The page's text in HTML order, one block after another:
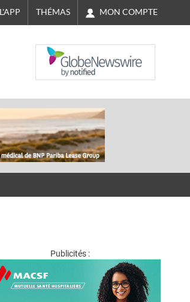
L'APP THÉMAS MON COMPTE
NASDAQ
Publicités :